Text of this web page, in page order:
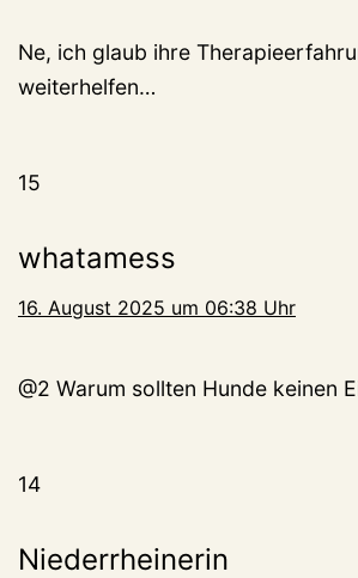
Ne, ich glaub ihre
weiterhelfen…
15
whatamess
16. August 2025 um 06:38 Uhr
@2 Warum sollten Hunde keinen
14
Niederrheinerin